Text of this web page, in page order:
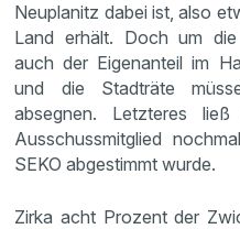
Neuplanitz dabei ist, also
Land erhält. Doch um
auch der Eigenanteil im
und die Stadträte
absegnen. Letzteres
Ausschussmitglied
SEKO abgestimmt wurde.
Zirka acht Prozent der